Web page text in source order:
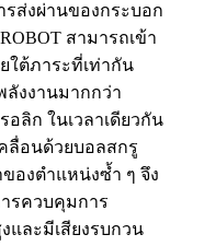
ส่งผ่านของกระบอก
สามารถเข้า
ใต้ภาระที่เท่ากัน
ลังงานมากกว่า
ลิก ในเวลาเดียวกัน
ลื่อนด้วยบอลสกรู
องตำแหน่งซ้ำ ๆ จึง
รควบคุมการ
และมีเสียงรบกวน